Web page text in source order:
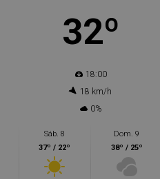
32º
18:00
18 km/h
0%
Sáb. 8
37º / 22º
Dom. 9
38º / 25º